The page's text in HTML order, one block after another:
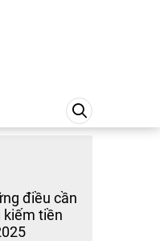
điều cần
kiếm tiền